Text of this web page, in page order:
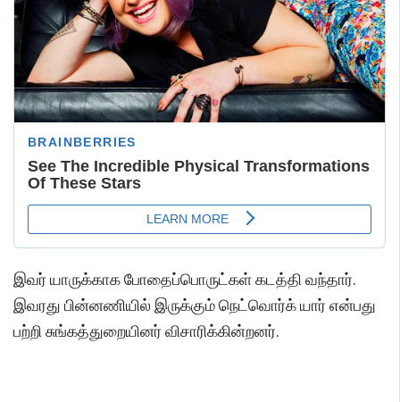
இவர் யாருக்காக போதைப்பொருட்கள் கடத்தி வந்தார்.
இவரது பின்னணியில் இருக்கும் நெட்வொர்க் யார் என்பது
பற்றி சுங்கத்துறையினர் விசாரிக்கின்றனர்.